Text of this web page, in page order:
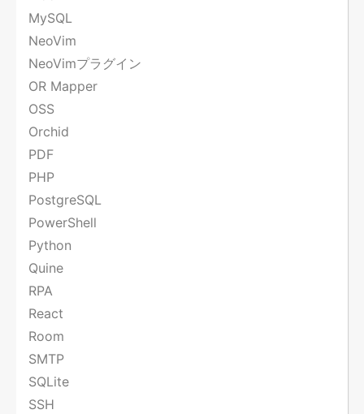
MySQL
NeoVim
NeoVimプラグイン
OR Mapper
OSS
Orchid
PDF
PHP
PostgreSQL
PowerShell
Python
Quine
RPA
React
Room
SMTP
SQLite
SSH